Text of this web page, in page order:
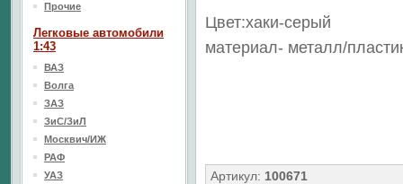
Цвет:хаки-серый
материал- металл/
Артикул: 100671
Прочие
Легковые автомобили
1:43
ВАЗ
Волга
ЗАЗ
ЗиС/ЗиЛ
Москвич/ИЖ
РАФ
УАЗ